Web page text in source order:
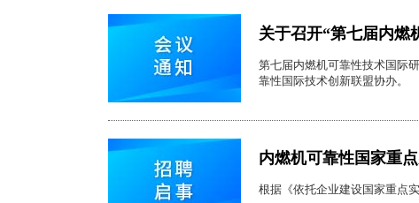
关于召开“第七届内燃
第七届内燃机可靠性技术国际
靠性国际技术创新联盟协办。
内燃机可靠性国家重
根据《依托企业建设国家重点